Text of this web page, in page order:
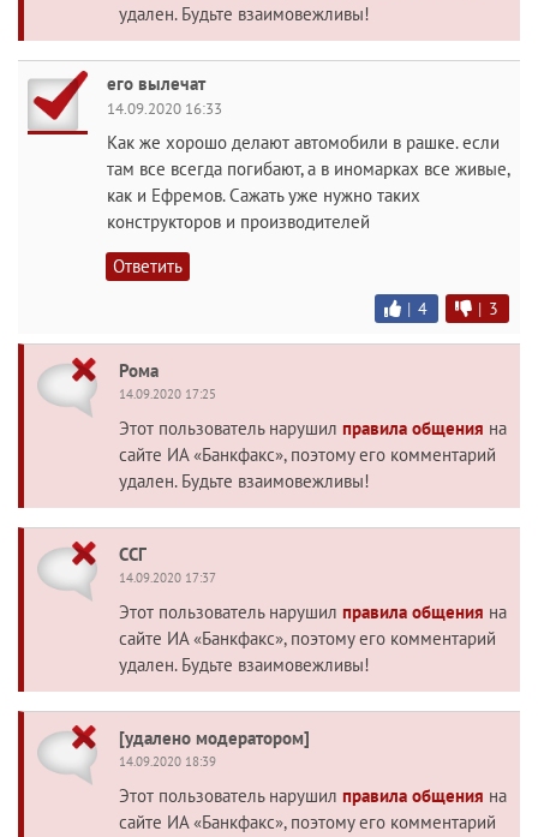
удален. Будьте взаимовежливы!
его вылечат
14.09.2020 16:33
Как же хорошо делают автомобили в рашке. если
там все всегда погибают, а в иномарках все живые,
как и Ефремов. Сажать уже нужно таких
конструкторов и производителей
Ответить
| 4 | 3
Рома
14.09.2020 17:25
Этот пользователь нарушил правила общения на
сайте ИА «Банкфакс», поэтому его комментарий
удален. Будьте взаимовежливы!
ССГ
14.09.2020 17:37
Этот пользователь нарушил правила общения на
сайте ИА «Банкфакс», поэтому его комментарий
удален. Будьте взаимовежливы!
[удалено модератором]
14.09.2020 18:39
Этот пользователь нарушил правила общения на
сайте ИА «Банкфакс», поэтому его комментарий